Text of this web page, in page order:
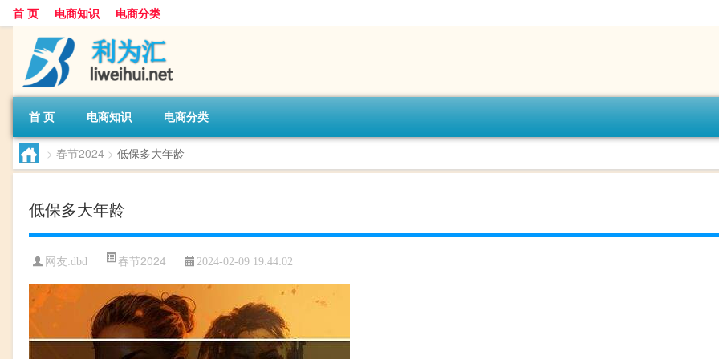
首 页 电商知识 电商分类
首 页 电商知识 电商分类
> 春节2024 > 低保多大年龄
低保多大年龄
网友:dbd 春节2024 2024-02-09 19:44:02